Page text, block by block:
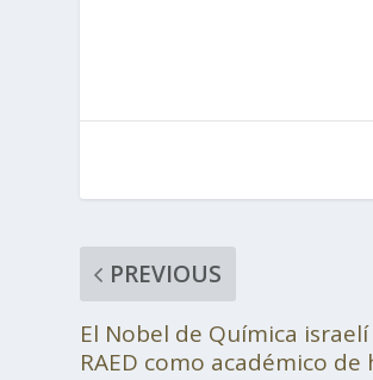
PREVIOUS
El Nobel de Química
RAED como académico